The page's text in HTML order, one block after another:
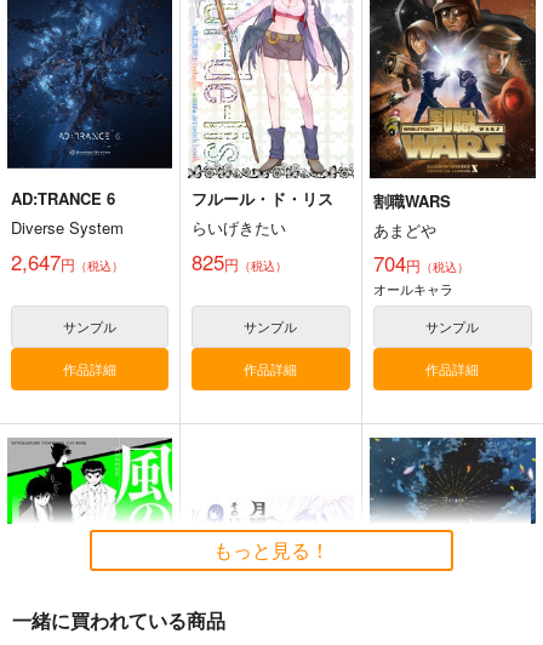
AD:TRANCE 6
Diverse System
2,647円 （税込）
サンプル
作品詳細
フルール・ド・リス
らいげきたい
825円 （税込）
サンプル
作品詳細
割職WARS
あまどや
704円 （税込）
オールキャラ
サンプル
作品詳細
もっと見る！
一緒に買われている商品